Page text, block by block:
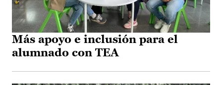
Más apoyo e inclusión para el
alumnado con TEA